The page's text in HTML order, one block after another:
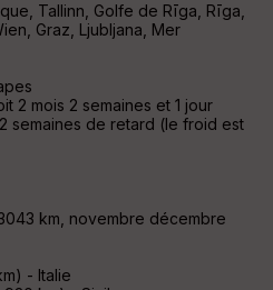
Tallinn, Golfe de Rīga, Rīga,
Graz, Ljubljana, Mer
2 mois 2 semaines et 1 jour
semaines de retard (le froid est
km, novembre décembre
- Italie